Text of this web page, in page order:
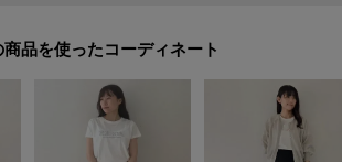
フォンなどの環境により、若干製品と画像のカラー
B81 W59 H88 着用サイズ：38（M）
商品を使った